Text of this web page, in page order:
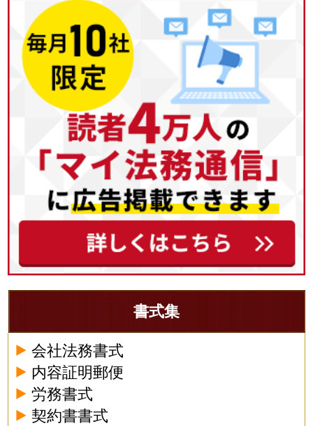
書式集
会社法務書式
内容証明郵便
労務書式
契約書書式